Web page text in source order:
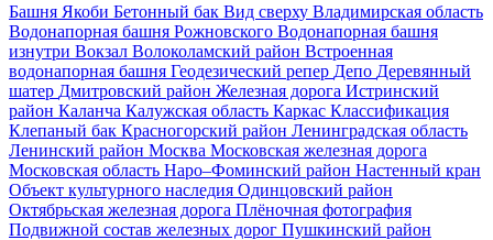
Башня Якоби Бетонный бак Вид сверху Владимирская область
Водонапорная башня Рожновского Водонапорная башня
изнутри Вокзал Волоколамский район Встроенная
водонапорная башня Геодезический репер Депо Деревянный
шатер Дмитровский район Железная дорога Истринский
район Каланча Калужская область Каркас Классификация
Клепаный бак Красногорский район Ленинградская область
Ленинский район Москва Московская железная дорога
Московская область Наро–Фоминский район Настенный кран
Объект культурного наследия Одинцовский район
Октябрьская железная дорога Плёночная фотография
Подвижной состав железных дорог Пушкинский район